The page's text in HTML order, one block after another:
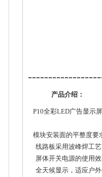
产品介绍：
P10全彩LED广告显示
模块安装面的平整度要
线路板采用波峰焊工
屏体开关电源的使用
全天候显示，适应户